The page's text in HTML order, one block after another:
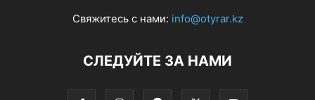
Свяжитесь с нами: info@otyrar.kz
СЛЕДУЙТЕ ЗА НАМИ